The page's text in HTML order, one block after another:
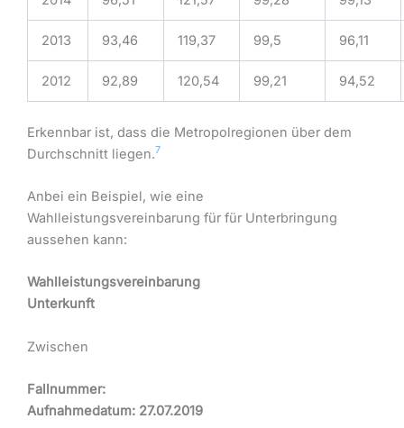
2013 93,46 119,37 99,5 96,11
2012 92,89 120,54 99,21 94,52
Erkennbar ist, dass die Metropolregionen über dem
Durchschnitt liegen.7
Anbei ein Beispiel, wie eine
Wahlleistungsvereinbarung für für Unterbringung
aussehen kann:
Wahlleistungsvereinbarung
Unterkunft
Zwischen
Fallnummer:
Aufnahmedatum: 27.07.2019